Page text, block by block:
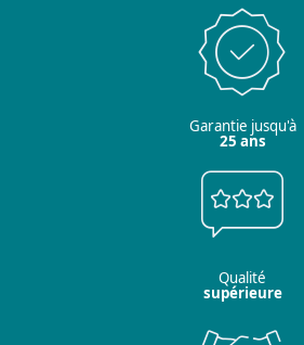
Garantie jusqu'à
25 ans
Qualité
supérieure